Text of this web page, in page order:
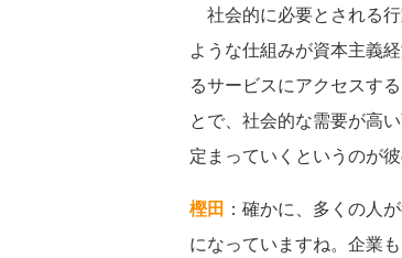
社会的に必要とされる
ような仕組みが資本主義
るサービスにアクセスす
とで、社会的な需要が高
定まっていくというのが彼
樫田 ：確かに、多くの人
になっていますね。企業